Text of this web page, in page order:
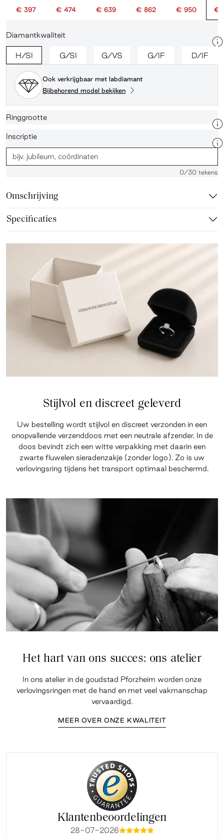
€ 397 € 474 € 639 € 862 € 950 €
Diamantkwaliteit
H/SI G/SI G/VS G/IF D/IF
Ook verkrijgbaar met labdiamant
Bijbehorend model bekijken
Ringgrootte
Inscriptie
0/30 tekens
Omschrijving
Specificaties
Stijlvol en discreet geleverd
Uw bestelling wordt stijlvol en discreet verzonden in een
onopvallende verzenddoos met een neutrale afzender. In de
doos bevindt zich een witte verpakking met daarin een
zwarte fluwelen sieradenzakje (zonder logo). Zo is uw
verlovingsring tijdens het transport optimaal beschermd.
Het hart van ons succes: ons atelier
In ons atelier in de goudstad Pforzheim worden onze
verlovingsringen met de hand en met veel vakmanschap
vervaardigd.
MEER OVER ONZE KWALITEIT
Klantenbeoordelingen
28-07-2026mmmmm